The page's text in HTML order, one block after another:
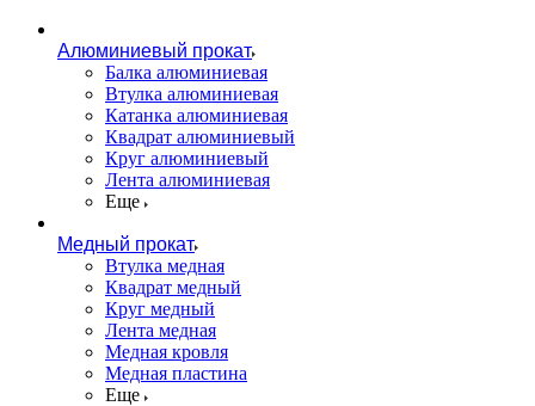
Алюминиевый прокат
Балка алюминиевая
Втулка алюминиевая
Катанка алюминиевая
Квадрат алюминиевый
Круг алюминиевый
Лента алюминиевая
Еще
Медный прокат
Втулка медная
Квадрат медный
Круг медный
Лента медная
Медная кровля
Медная пластина
Еще